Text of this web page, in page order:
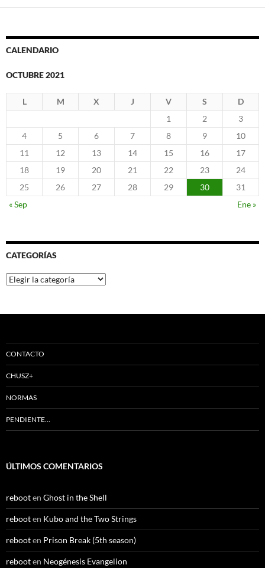
CALENDARIO
OCTUBRE 2021
L M X J V S
D
1
2
3
4
5 6 7 8 9
10
11
12 13 14 15 16
17
18
19 20 21 22 23
24
25
26 27 28 29 30
31
« Sep
Ene »
CATEGORÍAS
Categorías
CONTACTO
CHUSZ+
NORMAS
PENDIENTE…
ÚLTIMOS COMENTARIOS
rebooten Ghost in the Shell
rebooten Kubo and the Two Strings
rebooten Prison Break (5th season)
rebooten Neogénesis Evangelion